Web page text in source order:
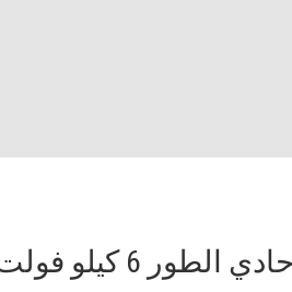
فولت أمبير